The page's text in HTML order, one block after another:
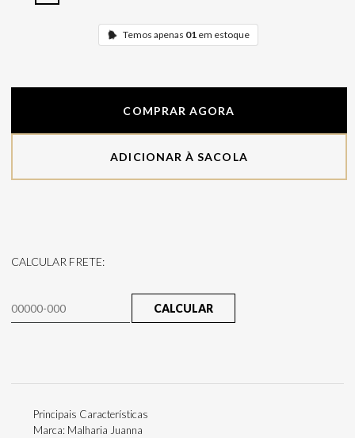
Temos apenas 01em estoque
COMPRAR AGORA
ADICIONAR À SACOLA
CALCULAR FRETE:
CALCULAR
Principais Características
Marca: Malharia Juanna